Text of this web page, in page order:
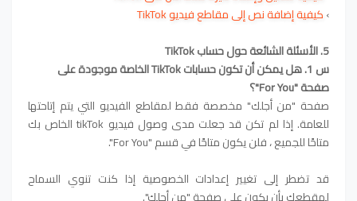
›كيفية إضافة نص إلى مقاطع فيديو TikTok
5. الأسئلة الشائعة حول حساب TikTok
س 1. هل يمكن أن تكون حسابات TikTok الخاصة موجودة على
صفحة "For You"؟
صفحة "من أجلك" مخصصة فقط لمقاطع الفيديو التي يتم إتاحتها
للعامة. إذا لم تكن قد جعلت مدى وصول فيديو tikTok الخاص بك
متاحًا للجميع ، فلن يكون متاحًا في قسم "For You".
قد تضطر إلى تغيير إعدادات الخصوصية إذا كنت تنوي السماح